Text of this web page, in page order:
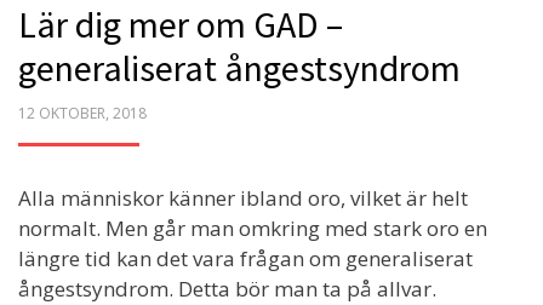
Lär dig mer om GAD –
generaliserat ångestsyndrom
POSTED
12 OKTOBER, 2018
Alla människor känner ibland oro, vilket är helt
normalt. Men går man omkring med stark oro en
längre tid kan det vara frågan om generaliserat
ångestsyndrom. Detta bör man ta på allvar.